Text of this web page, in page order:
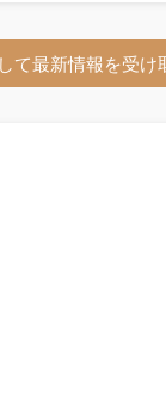
て最新情報を受け